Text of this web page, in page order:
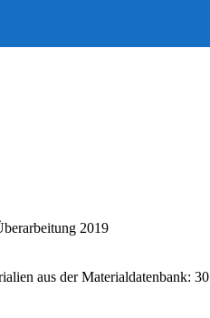
2019
aus der Materialdatenbank: 30